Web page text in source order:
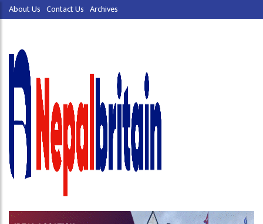
About Us Contact Us Archives